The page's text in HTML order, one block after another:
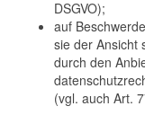
DSGVO);
auf
sie der Ansicht
durch den
(vgl. auch Art.